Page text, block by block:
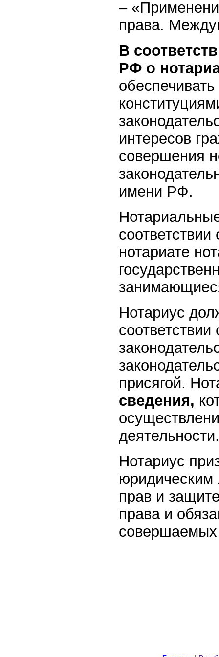
–
права.
В
РФ о
интересов
совершения
имени РФ.
нотариате
Нотариус
присягой.
сведения,
деятельности.
Нотариус
юридическим
прав и
права и
совершаемых